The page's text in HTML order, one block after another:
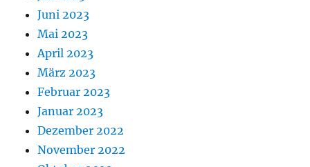
Juni 2023
Mai 2023
April 2023
März 2023
Februar 2023
Januar 2023
Dezember 2022
November 2022